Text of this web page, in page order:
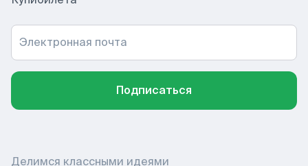
Электронная почта
Подписаться
Делимся классными идеями